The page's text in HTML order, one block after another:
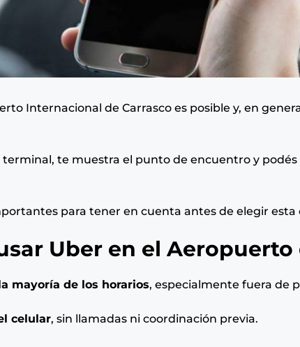
Internacional de Carrasco es posible y, en
te muestra el punto de encuentro y
para tener en cuenta antes de elegir esta
Uber en el
mayoría de los horarios, especialmente fuera de
celular, sin llamadas ni coordinación previa.